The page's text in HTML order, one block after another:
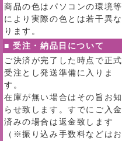
商品の色はパソコンの環境等
により実際の色とは若干異な
ります。
■ 受注・納品日について
ご決済が完了した時点で正式
受注とし発送準備に入りま
す。
在庫が無い場合はその旨お知
らせ致します。すでにご入金
済みの場合は返金致します
（※振り込み手数料などはお